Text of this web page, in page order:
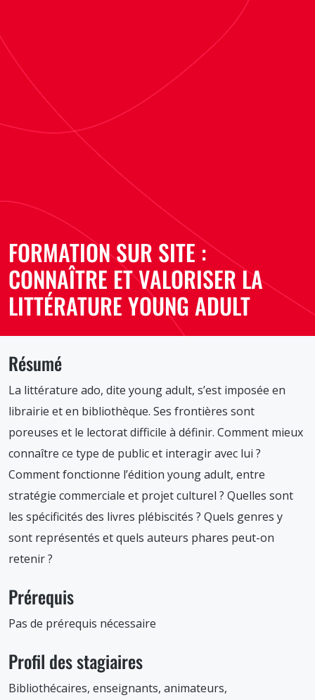
FORMATION SUR SITE :
CONNAÎTRE ET VALORISER LA
LITTÉRATURE YOUNG ADULT
Résumé
La littérature ado, dite young adult, s’est imposée en
librairie et en bibliothèque. Ses frontières sont
poreuses et le lectorat difficile à définir. Comment mieux
connaître ce type de public et interagir avec lui ?
Comment fonctionne l’édition young adult, entre
stratégie commerciale et projet culturel ? Quelles sont
les spécificités des livres plébiscités ? Quels genres y
sont représentés et quels auteurs phares peut-on
retenir ?
Prérequis
Pas de prérequis nécessaire
Profil des stagiaires
Bibliothécaires, enseignants, animateurs,